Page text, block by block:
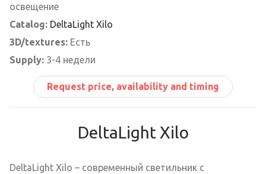
освещение
Catalog: DeltaLight Xilo
3D/textures: Есть
Supply: 3-4 недели
Request price, availability and timing
DeltaLight Xilo
DeltaLight Xilo – современный светильник с